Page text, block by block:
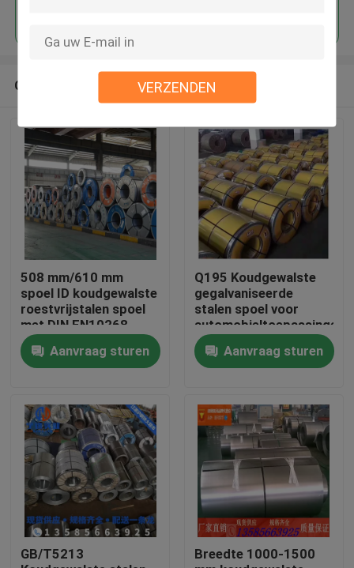
VERZENDEN
Thuis
Producten
Videos
Geadviseerde Producten
508 mm/610 mm
spoel ID koudgewalste
roestvrijstalen spoel
met DIN EN10268
standaard
Aanvraag sturen
Q195 Koudgewalste
gegalvaniseerde
stalen spoel voor
automobieltoepassingen
Aanvraag sturen
GB/T5213
Breedte 1000-1500